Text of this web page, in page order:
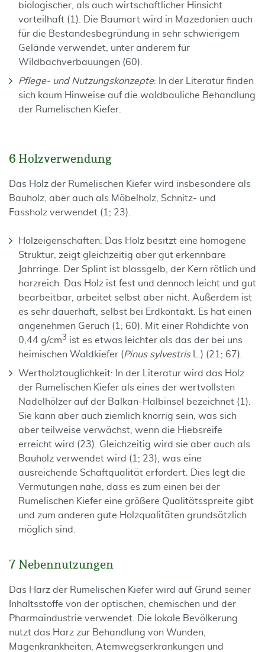
biologischer, als auch wirtschaftlicher Hinsicht
vorteilhaft (1). Die Baumart wird in Mazedonien auch
für die Bestandesbegründung in sehr schwierigem
Gelände verwendet, unter anderem für
Wildbachverbauungen (60).
Pflege- und Nutzungskonzepte: In der Literatur finden
sich kaum Hinweise auf die waldbauliche Behandlung
der Rumelischen Kiefer.
6 Holzverwendung
Das Holz der Rumelischen Kiefer wird insbesondere als
Bauholz, aber auch als Möbelholz, Schnitz- und
Fassholz verwendet (1; 23).
Holzeigenschaften: Das Holz besitzt eine homogene
Struktur, zeigt gleichzeitig aber gut erkennbare
Jahrringe. Der Splint ist blassgelb, der Kern rötlich und
harzreich. Das Holz ist fest und dennoch leicht und gut
bearbeitbar, arbeitet selbst aber nicht. Außerdem ist
es sehr dauerhaft, selbst bei Erdkontakt. Es hat einen
angenehmen Geruch (1; 60). Mit einer Rohdichte von
0,44 g/cm3 ist es etwas leichter als das der bei uns
heimischen Waldkiefer (Pinus sylvestrisL.) (21; 67).
Wertholztauglichkeit: In der Literatur wird das Holz
der Rumelischen Kiefer als eines der wertvollsten
Nadelhölzer auf der Balkan-Halbinsel bezeichnet (1).
Sie kann aber auch ziemlich knorrig sein, was sich
aber teilweise verwächst, wenn die Hiebsreife
erreicht wird (23). Gleichzeitig wird sie aber auch als
Bauholz verwendet wird (1; 23), was eine
ausreichende Schaftqualität erfordert. Dies legt die
Vermutungen nahe, dass es zum einen bei der
Rumelischen Kiefer eine größere Qualitätsspreite gibt
und zum anderen gute Holzqualitäten grundsätzlich
möglich sind.
7 Nebennutzungen
Das Harz der Rumelischen Kiefer wird auf Grund seiner
Inhaltsstoffe von der optischen, chemischen und der
Pharmaindustrie verwendet. Die lokale Bevölkerung
nutzt das Harz zur Behandlung von Wunden,
Magenkrankheiten, Atemwegserkrankungen und